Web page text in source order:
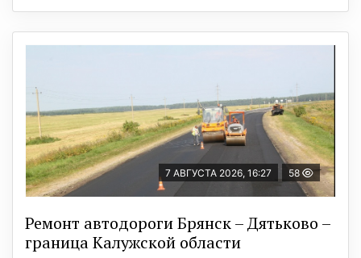
7 АВГУСТА 2026, 16:27 58
Ремонт автодороги Брянск – Дятьково –
граница Калужской области